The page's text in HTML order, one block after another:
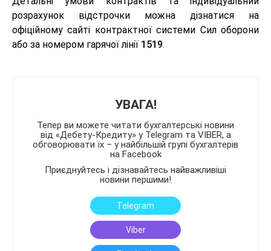
розрахунок відстрочки можна дізнатися на
офіційному сайті контрактної системи Сил оборони
або за номером гарячої лінії 1519.
УВАГА!
Тепер ви можете читати бухгалтерські новини
від «Дебету-Кредиту» у Telegram та VIBER, а
обговорювати їх – у найбільшій групі бухгалтерів
на Facebook
Приєднуйтесь і дізнавайтесь найважливіші
новини першими!
Telegram
Viber